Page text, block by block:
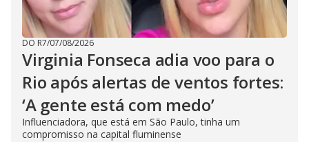
DO R7/07/08/2026
Virginia Fonseca adia voo para o
Rio após alertas de ventos fortes:
‘A gente está com medo’
Influenciadora, que está em São Paulo, tinha um
compromisso na capital fluminense